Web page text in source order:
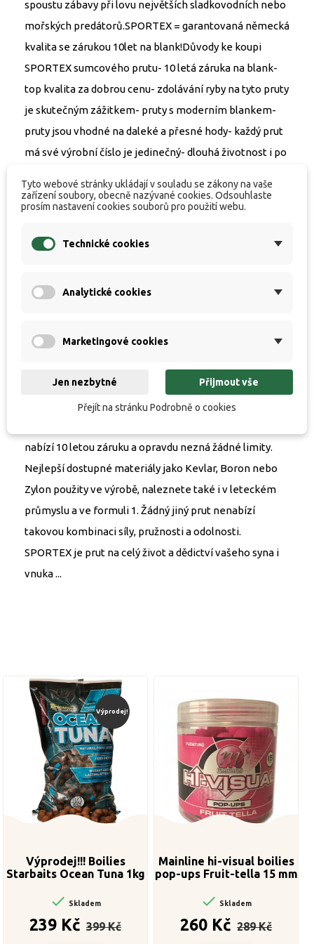
spoustu zábavy při lovu největších sladkovodních nebo
mořských predátorů.SPORTEX = garantovaná německá
kvalita se zárukou 10let na blank!Důvody ke koupi
SPORTEX sumcového prutu- 10 letá záruka na blank-
top kvalita za dobrou cenu- zdolávání ryby na tyto pruty
je skutečným zážitkem- pruty s moderním blankem-
pruty jsou vhodné na daleké a přesné hody- každý prut
má své výrobní číslo je jedinečný- dlouhá životnost i po
pokud si kupujete rybářský prut SPORTEX tak si
kupujete zážitek který vám žádný jiný prut
neposkytneParametry - Sumcové pruty SPORTEX
Transportní délka: 144cm- Hmotnost: 405gParametry -
300g- Délka: 305cm- Vrhací zátěž: 150-300g- Počet dílů:
Hmotnost: 458g Synonymum TOP kvality, to je
SPORTEX!Rybářské pruty s unikátní technologií a
nabízí 10 letou záruku a opravdu nezná žádné limity.
Nejlepší dostupné materiály jako Kevlar, Boron nebo
Zylon použity ve výrobě, naleznete také i v leteckém
průmyslu a ve formuli 1. Žádný jiný prut nenabízí
takovou kombinaci síly, pružnosti a odolnosti.
SPORTEX je prut na celý život a dědictví vašeho syna i
vnuka ...
Výprodej!
Výprodej!!! Boilies
Starbaits Ocean Tuna 1kg
 Skladem
239 Kč
cena
399 Kč
Mainline hi-visual boilies
pop-ups Fruit-tella 15 mm
 Skladem
260 Kč
cena
289 Kč
Tyto webové stránky ukládají v souladu se zákony na vaše
zařízení soubory, obecně nazývané cookies. Odsouhlaste
prosím nastavení cookies souborů pro použití webu.
Technické cookies
Analytické cookies
Marketingové cookies
Jen nezbytné Přijmout vše
Přejít na stránku Podrobně o cookies